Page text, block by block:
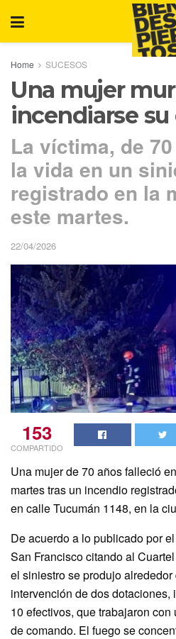
Home SUCESOS
Una mujer
incendiarse su
La víctima, de
la vida en un
registrado en la
este martes.
22/04/2026
153
COMPARTIDO
Una mujer de 70 años falleció
martes tras un incendio
en calle Tucumán 1148, en la
De acuerdo a lo publicado por
San Francisco citando al
el siniestro se produjo
intervención de dos dotaciones,
10 efectivos, que trabajaron
de comando. El fuego se